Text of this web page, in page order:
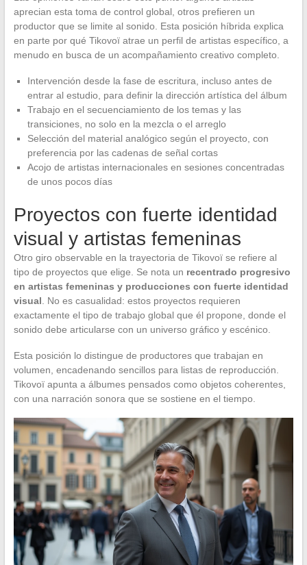
aprecian esta toma de control global, otros prefieren un
productor que se limite al sonido. Esta posición híbrida explica
en parte por qué Tikovoï atrae un perfil de artistas específico, a
menudo en busca de un acompañamiento creativo completo.
Intervención desde la fase de escritura, incluso antes de
entrar al estudio, para definir la dirección artística del álbum
Trabajo en el secuenciamiento de los temas y las
transiciones, no solo en la mezcla o el arreglo
Selección del material analógico según el proyecto, con
preferencia por las cadenas de señal cortas
Acojo de artistas internacionales en sesiones concentradas
de unos pocos días
Proyectos con fuerte identidad
visual y artistas femeninas
Otro giro observable en la trayectoria de Tikovoï se refiere al
tipo de proyectos que elige. Se nota un recentrado progresivo
en artistas femeninas y producciones con fuerte identidad
visual . No es casualidad: estos proyectos requieren
exactamente el tipo de trabajo global que él propone, donde el
sonido debe articularse con un universo gráfico y escénico.
Esta posición lo distingue de productores que trabajan en
volumen, encadenando sencillos para listas de reproducción.
Tikovoï apunta a álbumes pensados como objetos coherentes,
con una narración sonora que se sostiene en el tiempo.